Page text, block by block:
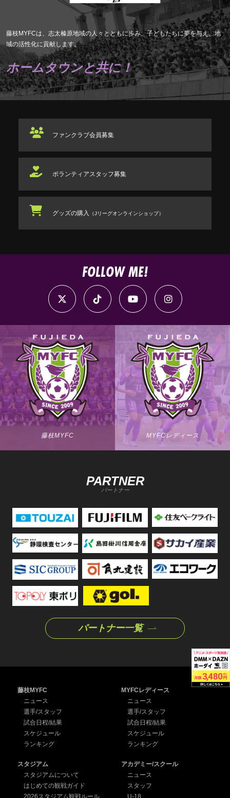
藤枝MYFCは、志太榛原地域の人々とともに歩み、子どもたちに夢を与え、地
域の活性化に貢献します。
ホームタウンと共に！
ファンクラブ会員募集
ボランティアスタッフ募集
グッズの購入 （Jリーグオンラインショップ）
FOLLOW ME!
藤枝MYFC MYFCレディース
PARTNER
パートナー
パートナー一覧
藤枝MYFC
ニュース
選手/スタッフ
試合日程/結果
スケジュール
ランキング
MYFCレディース
ニュース
選手/スタッフ
試合日程/結果
スケジュール
ランキング
スタジアム
スタジアムについて
はじめての観戦ガイド
2026スタジアム観戦ルール
アカデミー/スクール
ニュース
スタッフ
U-18